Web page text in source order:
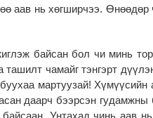
аав нь хөгширчээ.
байсан бол чи минь
ташилт чамайг тэнгэрт
мартуузай!
даарч бээрсэн гудамжны
Унтахад чинь аав